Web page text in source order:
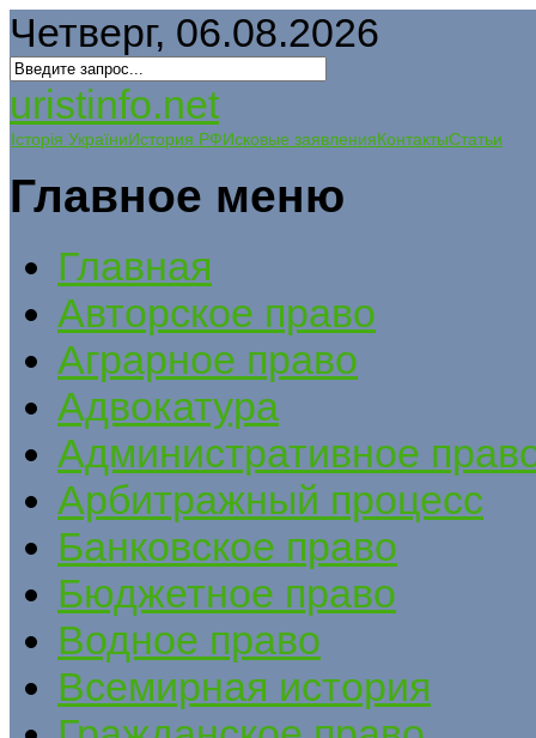
Четверг, 06.08.2026
uristinfo.net
Історія УкраїниИстория РФИсковые заявленияКонтактыСтатьи
Главное меню
Главная
Авторское право
Аграрное право
Адвокатура
Административное
Арбитражный процесс
Банковское право
Бюджетное право
Водное право
Всемирная история